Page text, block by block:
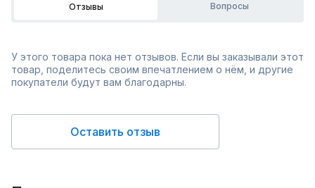
Отзывы Вопросы
У этого товара пока нет отзывов. Если вы заказывали этот
товар, поделитесь своим впечатлением о нём, и другие
покупатели будут вам благодарны.
Оставить отзыв